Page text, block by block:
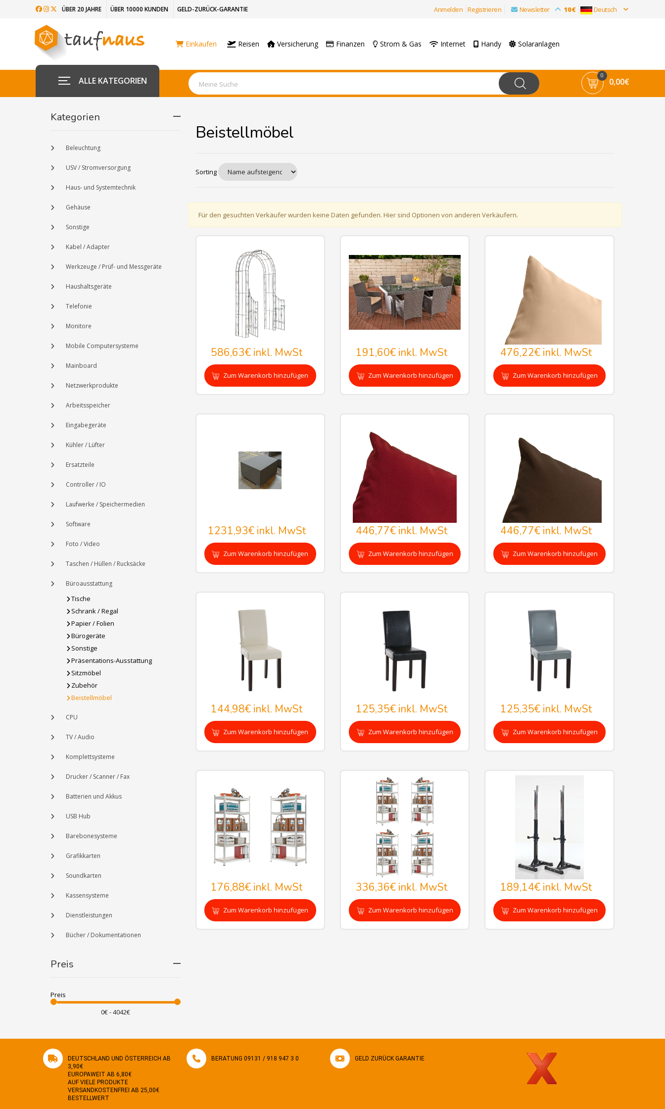
ÜBER 20 JAHRE ÜBER 10000 KUNDEN GELD-ZURÜCK-GARANTIE Anmelden Registrieren Newsletter 10€ Deutsch
Einkaufen Reisen Versicherung Finanzen Strom & Gas Internet Handy Solaranlagen
ALLE KATEGORIEN
0
0,00€
Kategorien
Beleuchtung
USV / Stromversorgung
Haus- und Systemtechnik
Gehäuse
Sonstige
Kabel / Adapter
Werkzeuge / Prüf- und Messgeräte
Haushaltsgeräte
Telefonie
Monitore
Mobile Computersysteme
Mainboard
Netzwerkprodukte
Arbeitsspeicher
Eingabegeräte
Kühler / Lüfter
Ersatzteile
Controller / IO
Laufwerke / Speichermedien
Software
Foto / Video
Taschen / Hüllen / Rucksäcke
Büroausstattung
Tische
Schrank / Regal
Papier / Folien
Bürogeräte
Sonstige
Präsentations-Ausstattung
Sitzmöbel
Zubehör
Beistellmöbel
CPU
TV / Audio
Komplettsysteme
Drucker / Scanner / Fax
Batterien und Akkus
USB Hub
Barebonesysteme
Grafikkarten
Soundkarten
Kassensysteme
Dienstleistungen
Bücher / Dokumentationen
Preis
Preis
Beistellmöbel
Sorting
Für den gesuchten Verkäufer wurden keine Daten gefunden. Hier sind Optionen von anderen Verkäufern.
586,63€ inkl. MwSt
Zum Warenkorb hinzufügen
191,60€inkl. MwSt
Zum Warenkorb hinzufügen
476,22€ inkl. MwSt
Zum Warenkorb hinzufügen
1231,93€inkl. MwSt
Zum Warenkorb hinzufügen
446,77€inkl. MwSt
Zum Warenkorb hinzufügen
446,77€ inkl. MwSt
Zum Warenkorb hinzufügen
144,98€ inkl. MwSt
Zum Warenkorb hinzufügen
125,35€inkl. MwSt
Zum Warenkorb hinzufügen
125,35€ inkl. MwSt
Zum Warenkorb hinzufügen
176,88€ inkl. MwSt
Zum Warenkorb hinzufügen
336,36€inkl. MwSt
Zum Warenkorb hinzufügen
189,14€ inkl. MwSt
Zum Warenkorb hinzufügen
DEUTSCHLAND UND ÖSTERREICH AB
3,90€
EUROPAWEIT AB 6,80€
AUF VIELE PRODUKTE
VERSANDKOSTENFREI AB 25,00€
BESTELLWERT
BERATUNG 09131 / 918 947 3 0 GELD ZURÜCK GARANTIE